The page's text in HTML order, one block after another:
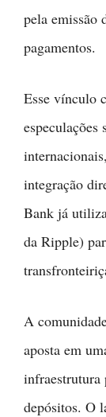
pela emissão
pagamentos.
Esse vínculo
especulações
integração
Bank já
da Ripple)
A
aposta em
infraestrutura
depósitos. O